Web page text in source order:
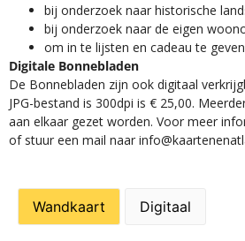
​bij onderzoek naar historische
bij onderzoek naar de eigen
om in te lijsten en cadeau te
Digitale Bonnebladen
De Bonnebladen zijn ook digitaal
JPG-bestand is 300dpi is € 25,00.
aan elkaar gezet worden. Voor meer
of stuur een mail naar
Wandkaart Digitaal